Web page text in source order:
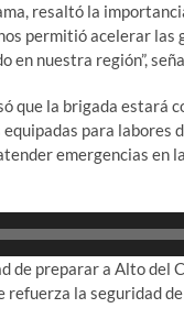
resaltó la
permitió acelerar
en nuestra región”,
que la brigada estará
para labores
emergencias en
de preparar a Alto del
la seguridad